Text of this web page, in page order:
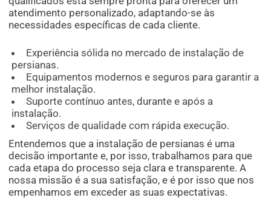
atendimento personalizado, adaptando-se às
necessidades específicas de cada cliente.
Experiência sólida no mercado de instalação de
persianas.
Equipamentos modernos e seguros para garantir a
melhor instalação.
Suporte contínuo antes, durante e após a
instalação.
Serviços de qualidade com rápida execução.
Entendemos que a instalação de persianas é uma
decisão importante e, por isso, trabalhamos para que
cada etapa do processo seja clara e transparente. A
nossa missão é a sua satisfação, e é por isso que nos
empenhamos em exceder as suas expectativas.